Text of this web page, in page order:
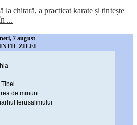
la chitară, a practicat karate și țintește
...
7 august
ZILEI
de minuni
Ierusalimului